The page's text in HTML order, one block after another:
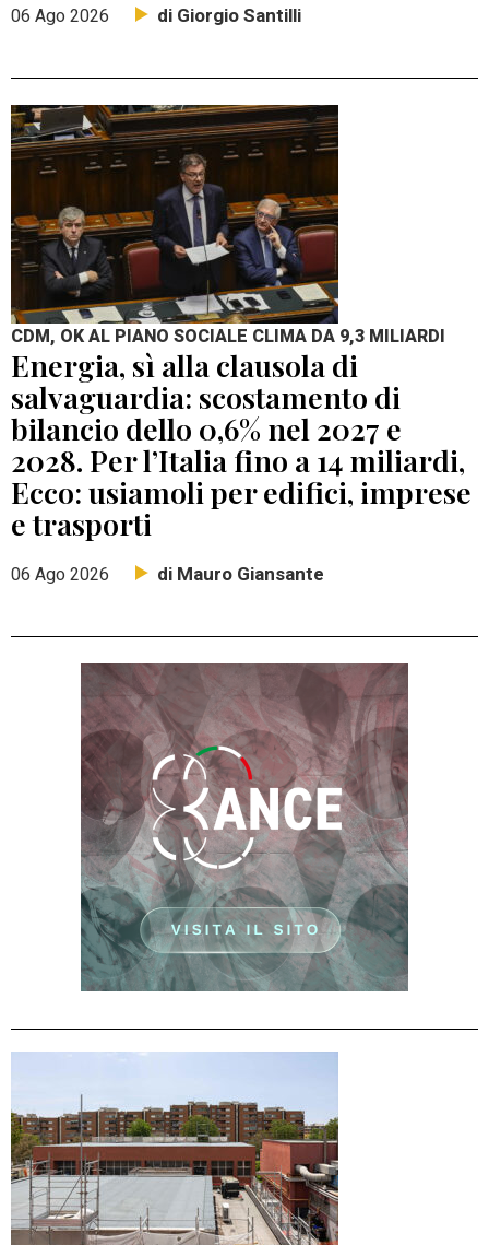
06 Ago 2026 di Giorgio Santilli
CDM, OK AL PIANO SOCIALE CLIMA DA 9,3 MILIARDI
Energia, sì alla clausola di
salvaguardia: scostamento di
bilancio dello 0,6% nel 2027 e
2028. Per l’Italia fino a 14 miliardi,
Ecco: usiamoli per edifici, imprese
e trasporti
06 Ago 2026 di Mauro Giansante